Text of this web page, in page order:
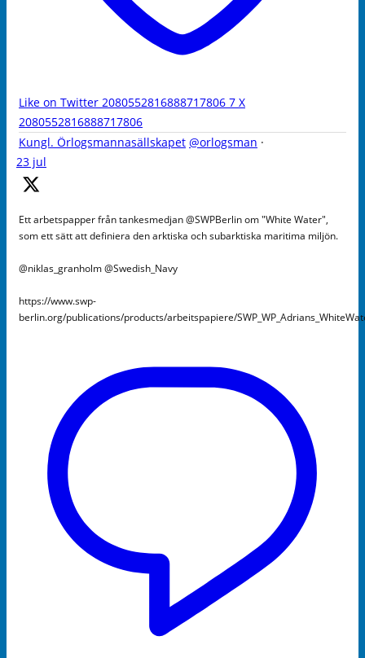
Like on Twitter 2080552816888717806 7 X
2080552816888717806
Kungl. Örlogsmannasällskapet @orlogsman ·
23 jul
Ett arbetspapper från tankesmedjan @SWPBerlin om "White Water",
som ett sätt att definiera den arktiska och subarktiska maritima miljön.
@niklas_granholm @Swedish_Navy
https://www.swp-
berlin.org/publications/products/arbeitspapiere/